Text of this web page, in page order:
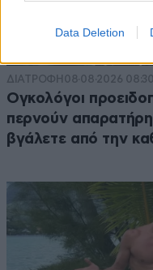
Data Deletion
ΔΙΑΤΡΟΦΗ 08·08·2026 08:30
Ογκολόγοι
περνούν
βγάλετε από την